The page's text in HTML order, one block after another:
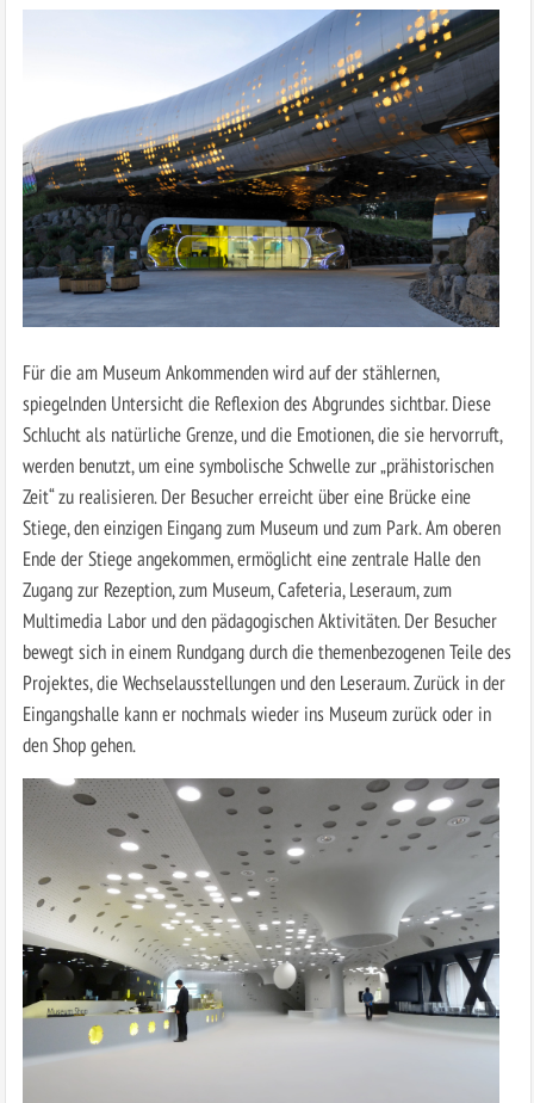
Für die am Museum Ankommenden wird auf der stählernen,
spiegelnden Untersicht die Reflexion des Abgrundes sichtbar. Diese
Schlucht als natürliche Grenze, und die Emotionen, die sie hervorruft,
werden benutzt, um eine symbolische Schwelle zur „prähistorischen
Zeit“ zu realisieren. Der Besucher erreicht über eine Brücke eine
Stiege, den einzigen Eingang zum Museum und zum Park. Am oberen
Ende der Stiege angekommen, ermöglicht eine zentrale Halle den
Zugang zur Rezeption, zum Museum, Cafeteria, Leseraum, zum
Multimedia Labor und den pädagogischen Aktivitäten. Der Besucher
bewegt sich in einem Rundgang durch die themenbezogenen Teile des
Projektes, die Wechselausstellungen und den Leseraum. Zurück in der
Eingangshalle kann er nochmals wieder ins Museum zurück oder in
den Shop gehen.